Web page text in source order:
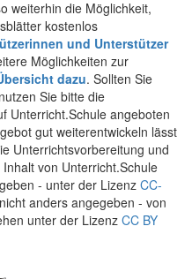
weiterhin die Möglichkeit,
kostenlos
und Unterstützer
Möglichkeiten zur
dazu. Sollten Sie
Sie bitte die
Unterricht.Schule angeboten
gut weiterentwickeln lässt
Unterrichtsvorbereitung und
von Unterricht.Schule
- unter der Lizenz CC-
anders angegeben - von
unter der Lizenz CC BY